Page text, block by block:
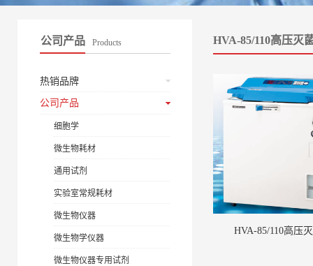
公司产品 Products
热销品牌
公司产品
细胞学
微生物耗材
通用试剂
实验室常规耗材
微生物仪器
微生物学仪器
微生物仪器专用试剂
HVA-85/110高压灭
HVA-85/110高压